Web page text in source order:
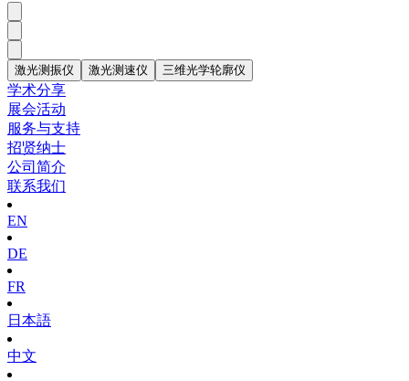
激光测振仪 激光测速仪 三维光学轮廓仪
学术分享
展会活动
服务与支持
招贤纳士
公司简介
联系我们
EN
DE
FR
日本語
中文